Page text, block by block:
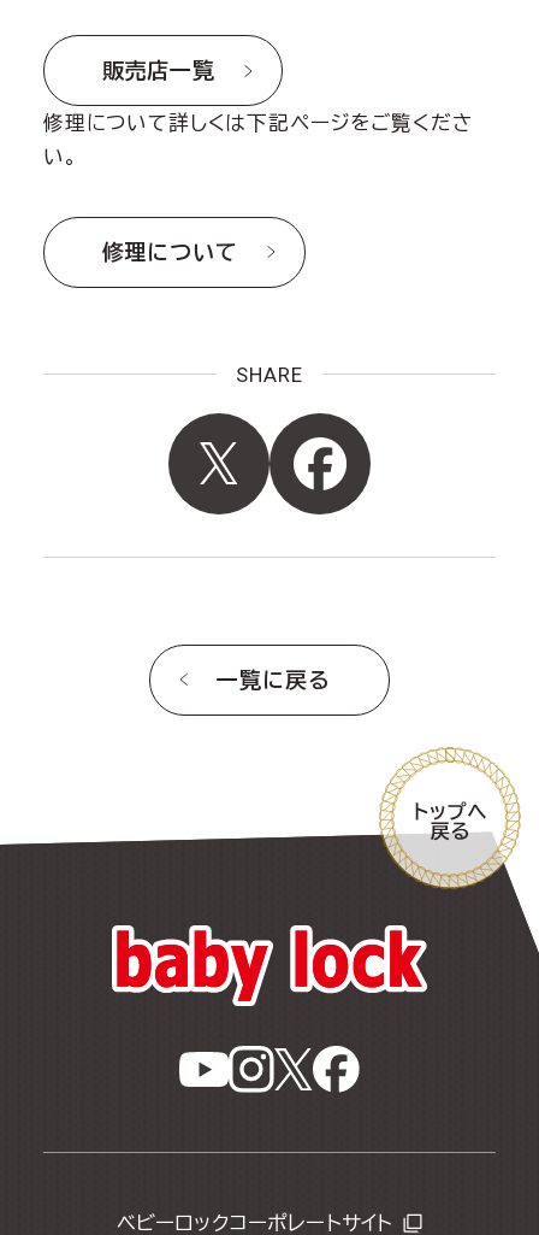
販売店一覧
修理について詳しくは下記ページをご覧くださ
い。
修理について
SHARE
一覧に戻る
ベビーロックコーポレートサイト